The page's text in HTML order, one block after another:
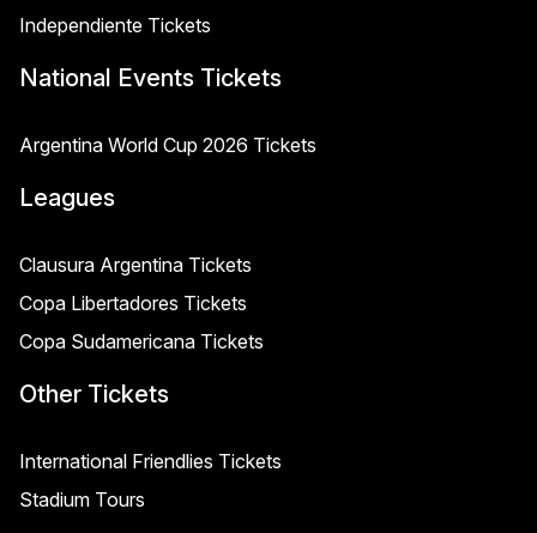
Independiente Tickets
National Events Tickets
Argentina World Cup 2026 Tickets
Leagues
Clausura Argentina Tickets
Copa Libertadores Tickets
Copa Sudamericana Tickets
Other Tickets
International Friendlies Tickets
Stadium Tours